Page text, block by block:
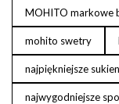
MOHITO markowe
mohito swetry
najpiękniejsze
najwygodniejsze